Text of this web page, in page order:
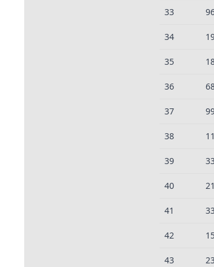
33
34
35
36
37
38
39
40
41
42
43